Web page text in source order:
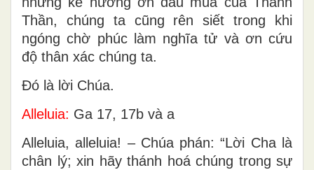
Thần, chúng ta cũng rên siết trong khi
ngóng chờ phúc làm nghĩa tử và ơn cứu
độ thân xác chúng ta.
Ðó là lời Chúa.
Alleluia: Ga 17, 17b và a
Alleluia, alleluia! – Chúa phán: “Lời Cha là
chân lý; xin hãy thánh hoá chúng trong sự